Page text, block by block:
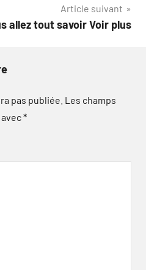
Article suivant
allez tout savoir Voir plus
pas publiée. Les champs
*